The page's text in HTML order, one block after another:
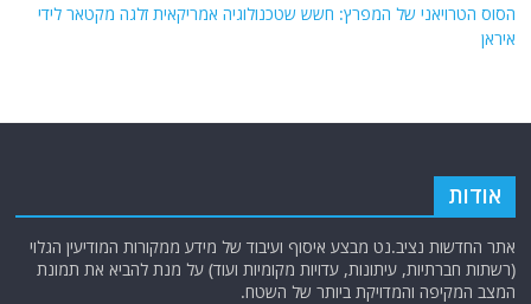
הסוס הטרויאני של המפרץ: חשש שטכנולוגיה אמריקאית זלגה מקטאר לידי
איראן
אודות
אתר החדשות נציב.נט מבצע איסוף ועיבוד של מידע ממקורות המודיעין הגלוי
(רשתות חברתיות, עיתונות, עדויות מקומיות ועוד) על מנת להביא את תמונת
המצב המקיפה והמדויקת ביותר של השטח.